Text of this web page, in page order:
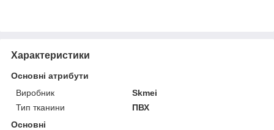
Характеристики
Основні атрибути
Виробник
Skmei
Тип тканини
ПВХ
Основні